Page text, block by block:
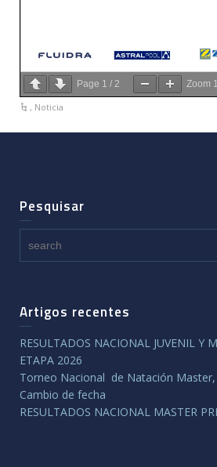
Page 1 / 2 Zoom
, Noticia
Pesquisar
Artigos recentes
RESULTADOS NACIONAL JUVENIL Y
ETAPA 2026
Torneo Nacional de Natación
Cambio de fecha
RESULTADOS NACIONAL MASTER